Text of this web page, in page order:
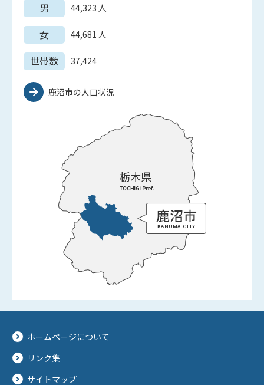
男 44,323 人
女 44,681 人
世帯数 37,424
鹿沼市の人口状況
ホームページについて
リンク集
サイトマップ